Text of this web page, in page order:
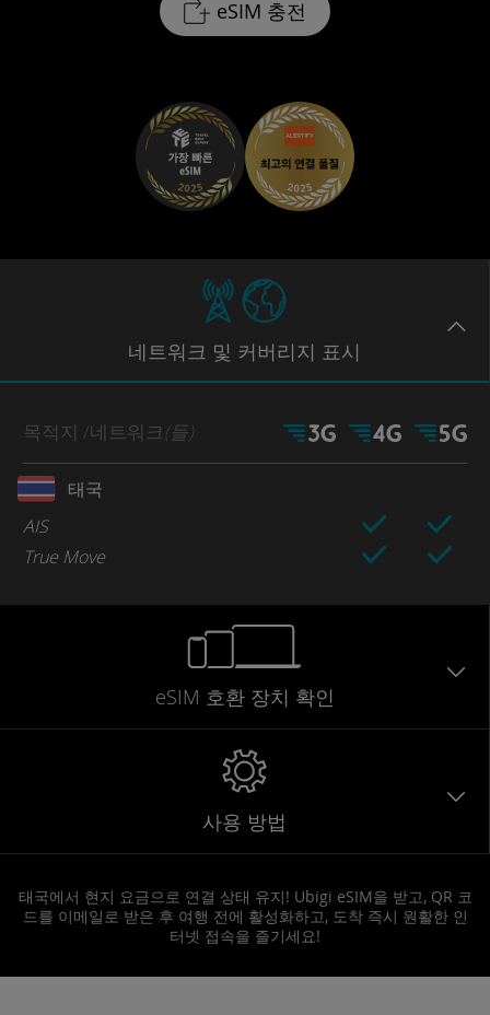
eSIM 충전
네트워크 및 커버리지 표시
목적지 /네트워크(들)
태국
AIS
True Move
eSIM 호환 장치 확인
사용 방법
태국에서 현지 요금으로 연결 상태 유지! Ubigi eSIM을 받고, QR 코
드를 이메일로 받은 후 여행 전에 활성화하고, 도착 즉시 원활한 인
터넷 접속을 즐기세요!